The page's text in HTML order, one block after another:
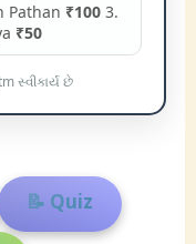
Pathan ₹100 3.
₹50
સ્વીકાર્ય છે
📝 Quiz